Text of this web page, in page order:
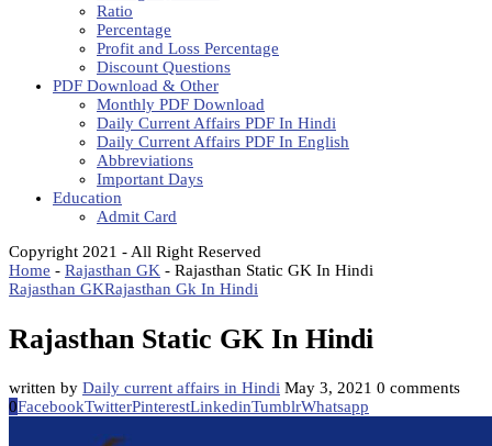
Ratio
Percentage
Profit and Loss Percentage
Discount Questions
PDF Download & Other
Monthly PDF Download
Daily Current Affairs PDF In Hindi
Daily Current Affairs PDF In English
Abbreviations
Important Days
Education
Admit Card
Copyright 2021 - All Right Reserved
Home - Rajasthan GK - Rajasthan Static GK In Hindi
Rajasthan GKRajasthan Gk In Hindi
Rajasthan Static GK In Hindi
written by Daily current affairs in Hindi May 3, 2021 0 comments
0FacebookTwitterPinterestLinkedinTumblrWhatsapp